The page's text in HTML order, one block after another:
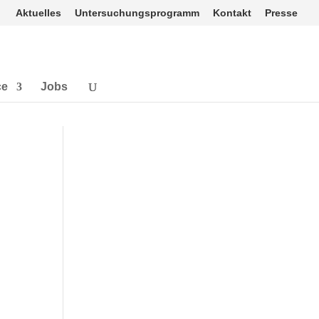
Aktuelles Untersuchungsprogramm Kontakt Presse
Jobs